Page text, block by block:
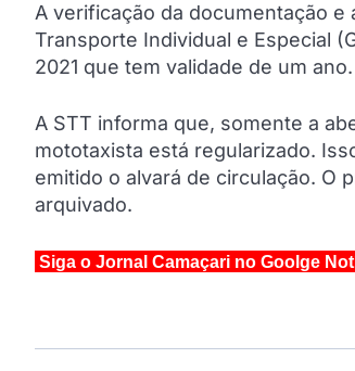
A verificação da documentação e
Transporte Individual e Especial
2021 que tem validade de um ano.
A STT informa que, somente a
mototaxista está regularizado.
emitido o alvará de circulação. O
arquivado.
Siga o Jornal Camaçari no Goolge